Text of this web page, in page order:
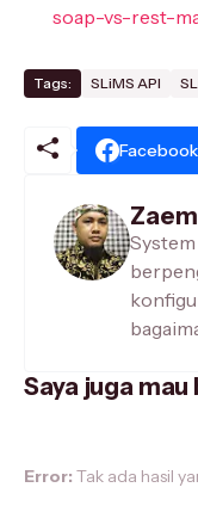
soap-vs-rest-
Tags: SLiMS API
Facebook
Saya juga mau
Error: Tak ada hasil